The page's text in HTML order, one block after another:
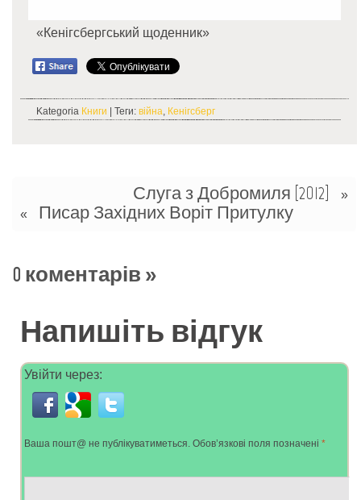
«Кенігсбергський щоденник»
Kategoria Книги | Теги: війна, Кенігсберг
Слуга з Добромиля [2012]
»
«
Писар Західних Воріт Притулку
0 коментарів »
Напишіть відгук
Увійти через:
Ваша пошт@ не публікуватиметься. Обов’язкові поля позначені *